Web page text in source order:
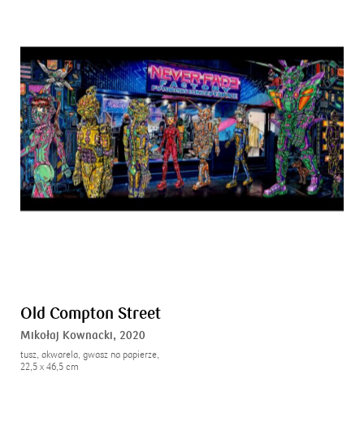
Old Compton Street
Mikołaj Kownacki, 2020
tusz, akwarela, gwasz na papierze,
22,5 x 46,5 cm